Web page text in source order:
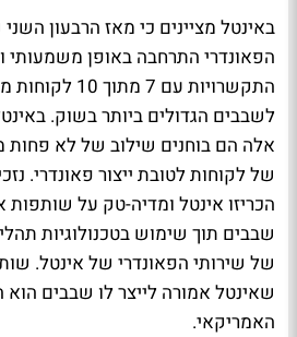
הפאונדרי התרחבה באופן משמעותי
התקשרויות עם 7
לשבבים הגדולים ביותר בשוק.
של לקוחות לטובת ייצור פאונדרי.
הכריזו אינטל ומדיה-טק על שותפות
שבבים תוך שימוש בטכנולוגיות
של שירותי הפאונדרי של אינטל.
שאינטל אמורה לייצר לו שבבים
האמריקאי.